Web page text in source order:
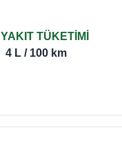
YAKIT TÜKETİMİ
4 L / 100 km